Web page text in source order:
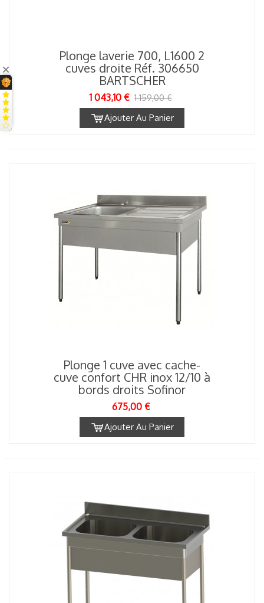
Plonge laverie 700, L1600 2
cuves droite Réf. 306650
BARTSCHER
1 043,10 € 1 159,00 €
Ajouter Au Panier
Plonge 1 cuve avec cache-
cuve confort CHR inox 12/10 à
bords droits Sofinor
675,00 €
Ajouter Au Panier